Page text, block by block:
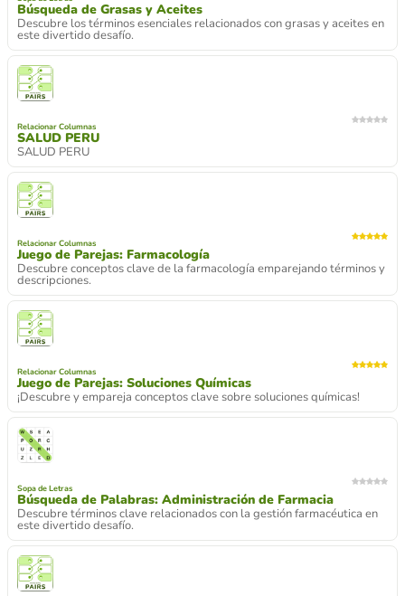
Búsqueda de Grasas y Aceites
Descubre los términos esenciales relacionados con grasas y aceites en
este divertido desafío.
Relacionar Columnas
SALUD PERU
SALUD PERU
Relacionar Columnas
Juego de Parejas: Farmacología
Descubre conceptos clave de la farmacología emparejando términos y
descripciones.
Relacionar Columnas
Juego de Parejas: Soluciones Químicas
¡Descubre y empareja conceptos clave sobre soluciones químicas!
Sopa de Letras
Búsqueda de Palabras: Administración de Farmacia
Descubre términos clave relacionados con la gestión farmacéutica en
este divertido desafío.